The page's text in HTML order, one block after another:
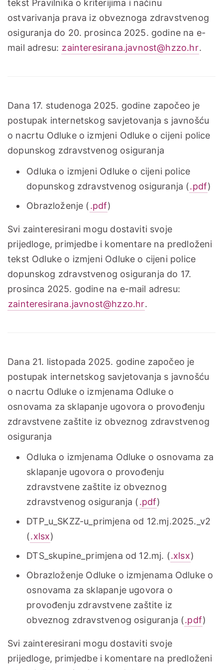
tekst Pravilnika o kriterijima i načinu
ostvarivanja prava iz obveznoga zdravstvenog
osiguranja do 20. prosinca 2025. godine na e-
mail adresu: zainteresirana.javnost@hzzo.hr.
Dana 17. studenoga 2025. godine započeo je
postupak internetskog savjetovanja s javnošću
o nacrtu Odluke o izmjeni Odluke o cijeni police
dopunskog zdravstvenog osiguranja
Odluka o izmjeni Odluke o cijeni police
dopunskog zdravstvenog osiguranja (.pdf)
Obrazloženje (.pdf)
Svi zainteresirani mogu dostaviti svoje
prijedloge, primjedbe i komentare na predloženi
tekst Odluke o izmjeni Odluke o cijeni police
dopunskog zdravstvenog osiguranja do 17.
prosinca 2025. godine na e-mail adresu:
zainteresirana.javnost@hzzo.hr.
Dana 21. listopada 2025. godine započeo je
postupak internetskog savjetovanja s javnošću
o nacrtu Odluke o izmjenama Odluke o
osnovama za sklapanje ugovora o provođenju
zdravstvene zaštite iz obveznog zdravstvenog
osiguranja
Odluka o izmjenama Odluke o osnovama za
sklapanje ugovora o provođenju
zdravstvene zaštite iz obveznog
zdravstvenog osiguranja (.pdf)
DTP_u_SKZZ-u_primjena od 12.mj.2025._v2
(.xlsx)
DTS_skupine_primjena od 12.mj. (.xlsx)
Obrazloženje Odluke o izmjenama Odluke o
osnovama za sklapanje ugovora o
provođenju zdravstvene zaštite iz
obveznog zdravstvenog osiguranja (.pdf)
Svi zainteresirani mogu dostaviti svoje
prijedloge, primjedbe i komentare na predloženi